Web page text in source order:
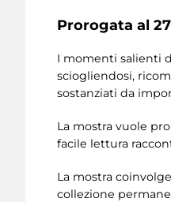
Prorogata al
I momenti salienti
sciogliendosi,
sostanziati da
La mostra vuole
facile lettura
La mostra coinvolge
collezione